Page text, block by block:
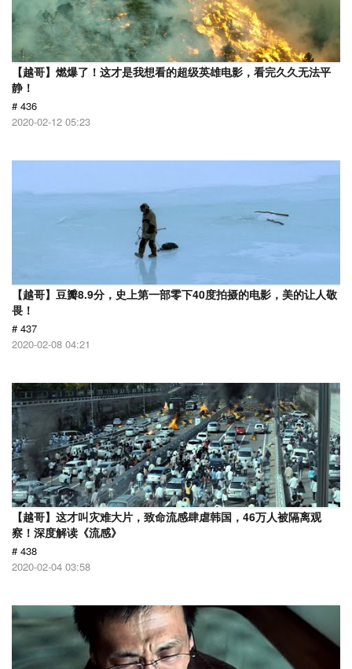
【越哥】燃爆了！这才是我想看的超级英雄电影，看完久久无法平
静！
# 436
2020-02-12 05:23
【越哥】豆瓣8.9分，史上第一部零下40度拍摄的电影，美的让人敬
畏！
# 437
2020-02-08 04:21
【越哥】这才叫灾难大片，致命流感肆虐韩国，46万人被隔离观
察！深度解读《流感》
# 438
2020-02-04 03:58